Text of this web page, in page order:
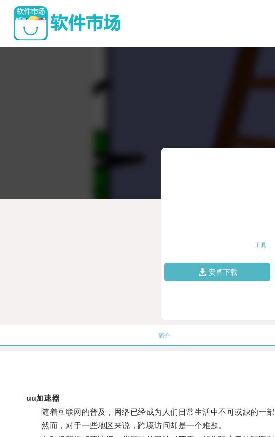
工具
安卓下载
简介
uu加速器
随着互联网的普及，网络已经成为人们日常生活中不可或缺的一部
然而，对于一些地区来说，跨境访问却是一个难题。